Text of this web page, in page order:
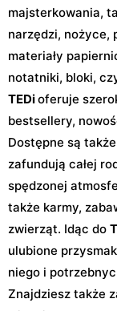
majsterkowania,
narzędzi, nożyce,
materiały
notatniki, bloki,
TEDioferuje
bestsellery,
Dostępne są
zafundują całej
spędzonej
także karmy,
zwierząt. Idąc do
ulubione
niego i
Znajdziesz także